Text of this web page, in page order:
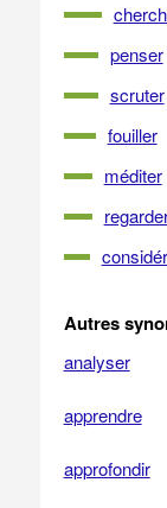
penser
scruter
fouiller
méditer
Autres
analyser
apprendre
approfondir